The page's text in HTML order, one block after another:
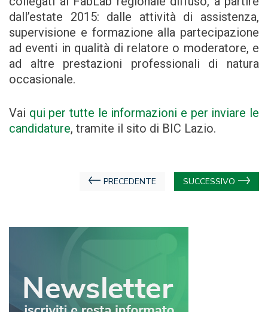
dall’estate 2015: dalle attività di assistenza,
supervisione e formazione alla partecipazione
ad eventi in qualità di relatore o moderatore, e
ad altre prestazioni professionali di natura
occasionale.
Vai qui per tutte le informazioni e per inviare le
candidature, tramite il sito di BIC Lazio.
Navigazione
PRECEDENTE SUCCESSIVO